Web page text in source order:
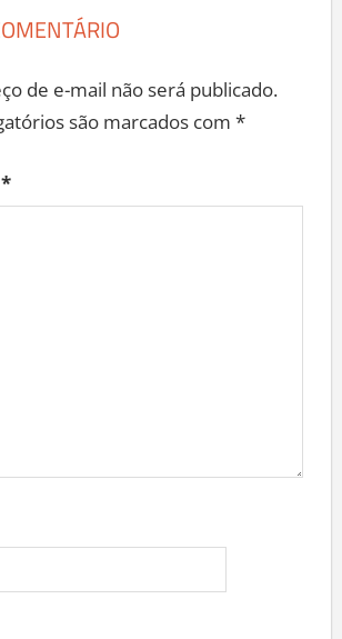
de e-mail não será publicado.
são marcados com *
*